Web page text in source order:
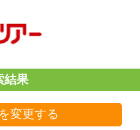
結果
変更する